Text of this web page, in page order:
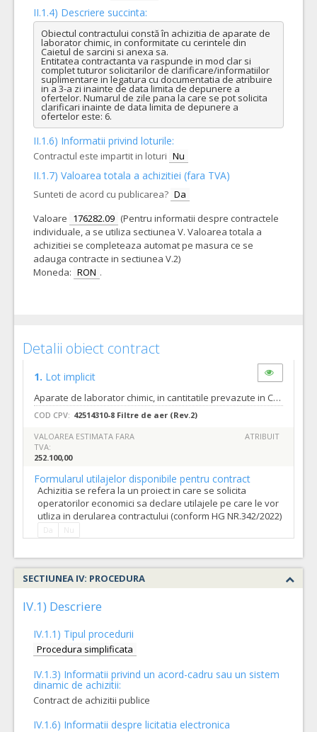
II.1.4) Descriere succinta:
Obiectul contractului constă în achizitia de aparate de
laborator chimic, in conformitate cu cerintele din
Caietul de sarcini si anexa sa.
Entitatea contractanta va raspunde in mod clar si
complet tuturor solicitarilor de clarificare/informatiilor
suplimentare in legatura cu documentatia de atribuire
in a 3-a zi inainte de data limita de depunere a
ofertelor. Numarul de zile pana la care se pot solicita
clarificari inainte de data limita de depunere a
ofertelor este: 6.
II.1.6) Informatii privind loturile:
Contractul este impartit in loturi Nu
II.1.7) Valoarea totala a achizitiei (fara TVA)
Sunteti de acord cu publicarea? Da
Valoare 176282.09 (Pentru informatii despre contractele
individuale, a se utiliza sectiunea V. Valoarea totala a
achizitiei se completeaza automat pe masura ce se
adauga contracte in sectiunea V.2)
Moneda: RON .
Detalii obiect contract
1. Lot implicit
Aparate de laborator chimic, in cantitatile prevazute in Caietul de sarcini si anexa sa. Nota: Se accepta numai oferte depuse pentru intreaga cantitate de produse, solicitate prin Caietul de sarcini si anexa sa.
COD CPV: 42514310-8 Filtre de aer (Rev.2)
VALOAREA ESTIMATA FARA
TVA:
252.100,00
ATRIBUIT
Formularul utilajelor disponibile pentru contract
Achizitia se refera la un proiect in care se solicita
operatorilor economici sa declare utilajele pe care le vor
utliza in derularea contractului (conform HG NR.342/2022)
SECTIUNEA IV: PROCEDURA
IV.1) Descriere
IV.1.1) Tipul procedurii
Procedura simplificata
IV.1.3) Informatii privind un acord-cadru sau un sistem
dinamic de achizitii:
Contract de achizitii publice
IV.1.6) Informatii despre licitatia electronica